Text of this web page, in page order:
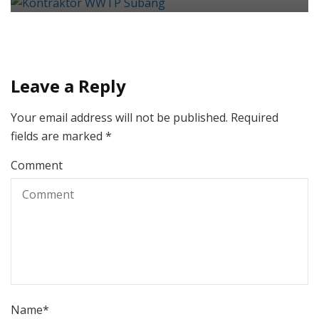
Leave a Reply
Your email address will not be published. Required
fields are marked *
Comment
Name*